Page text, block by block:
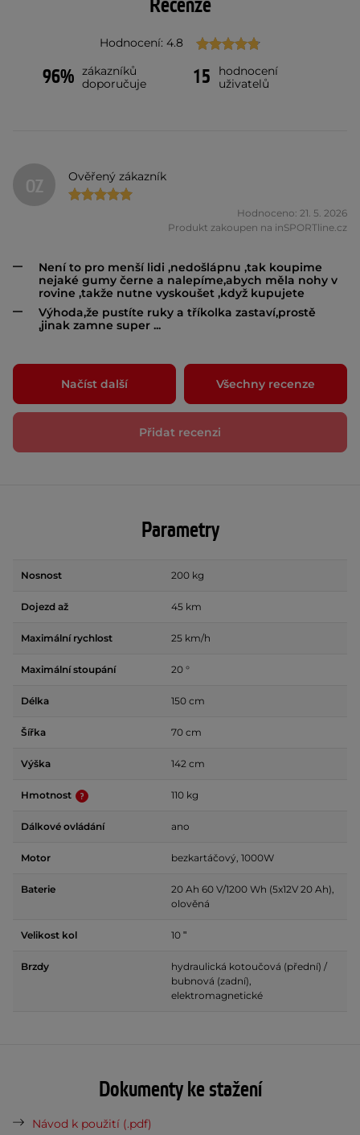
Recenze
Hodnocení: 4.8
96% zákazníků
doporučuje
15
hodnocení
uživatelů
OZ Ověřený zákazník
Hodnoceno: 21. 5. 2026
Produkt zakoupen na inSPORTline.cz
Není to pro menší lidi ,nedošlápnu ,tak koupime
nejaké gumy černe a nalepíme,abych měla nohy v
rovine ,takže nutne vyskoušet ,když kupujete
Výhoda,že pustíte ruky a tříkolka zastaví,prostě
,jinak zamne super ...
Načíst další Všechny recenze
Přidat recenzi
Parametry
Nosnost 200 kg
Dojezd až 45 km
Maximální rychlost 25 km/h
Maximální stoupání 20 °
Délka 150 cm
Šířka 70 cm
Výška 142 cm
Hmotnost 110 kg
Dálkové ovládání ano
Motor bezkartáčový, 1000W
Baterie
20 Ah 60 V/1200 Wh (5x12V 20 Ah),
olověná
Velikost kol 10 ʺ
Brzdy
hydraulická kotoučová (přední) /
bubnová (zadní),
elektromagnetické
Dokumenty ke stažení
Návod k použití (.pdf)